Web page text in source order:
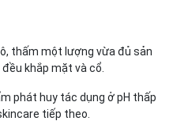
thấm một lượng vừa đủ sản
khắp mặt và cổ.
phát huy tác dụng ở pH thấp
tiếp theo.